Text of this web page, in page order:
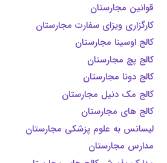
قوانین مجارستان
کارگزاری ویزای سفارت مجارستان
کالج اوسینا مجارستان
کالج پچ مجارستان
کالج دونا مجارستان
کالج مک دنیل مجارستان
کالج های مجارستان
لیسانس به علوم پزشکی مجارستان
مدارس مجارستان